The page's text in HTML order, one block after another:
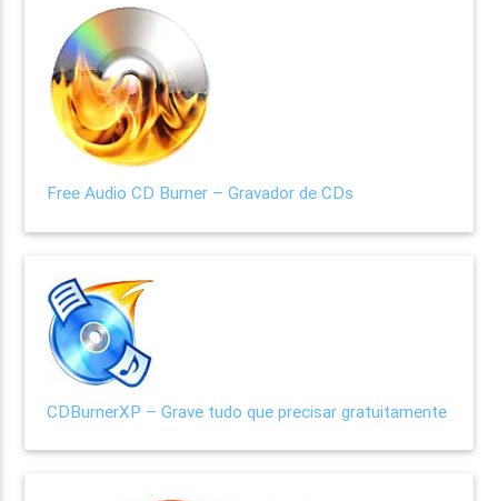
Free Audio CD Burner – Gravador de CDs
CDBurnerXP – Grave tudo que precisar gratuitamente